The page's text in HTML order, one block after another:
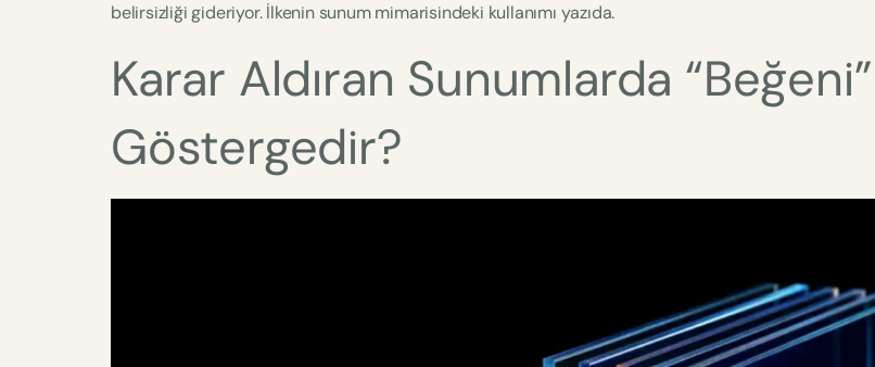
belirsizliği gideriyor. İlkenin sunum mimarisindeki kullanımı yazıda.
Karar Aldıran Sunumlarda
Göstergedir?